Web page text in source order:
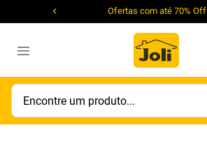
Ofertas com até 70% Off
Encontre um produto...